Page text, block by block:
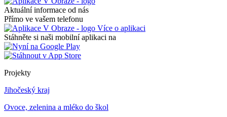
Aktuální informace od nás
Přímo ve vašem telefonu
Více o aplikaci
Stáhněte si naši mobilní aplikaci na
Projekty
Jihočeský kraj
Ovoce, zelenina a mléko do škol